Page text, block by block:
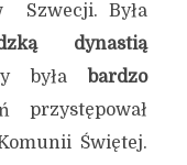
Szwecji. Była
dynastią
była
bardzo
Świętej.